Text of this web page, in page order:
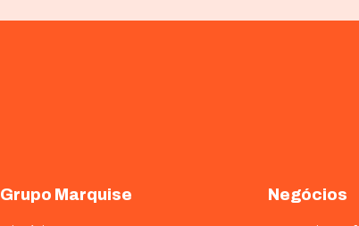
Grupo Marquise Negócios